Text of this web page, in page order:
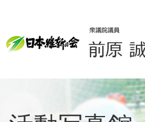
前原誠司（衆議